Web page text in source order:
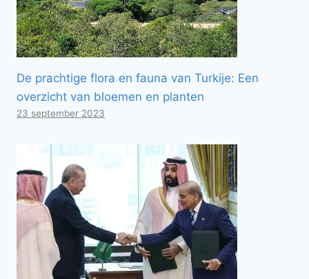
De prachtige flora en fauna van Turkije: Een
overzicht van bloemen en planten
23 september 2023